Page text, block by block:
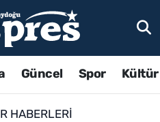
Güncel Spor
HABERLERI